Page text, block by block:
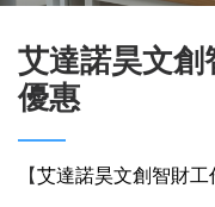
艾達諾昊文
優惠
【艾達諾昊文創智財工